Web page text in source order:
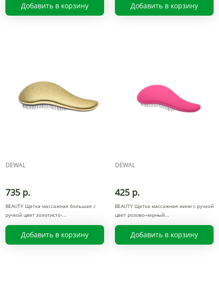
Добавить в корзину Добавить в корзину
DEWAL
735 р.
BEAUTY Щетка массажная большая с
ручкой цвет золотисто-
Добавить в корзину
DEWAL
425 р.
BEAUTY Щетка массажная мини с ручкой
цвет розово-черный
Добавить в корзину